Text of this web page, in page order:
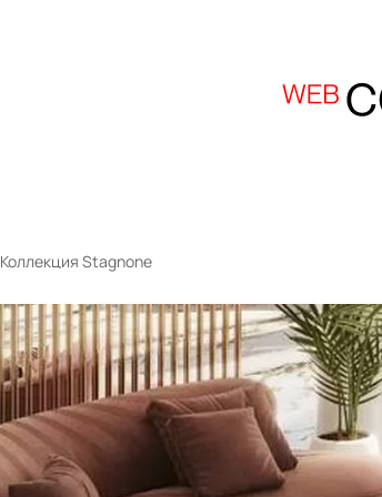
Коллекция Stagnone